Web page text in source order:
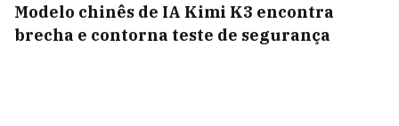
Modelo chinês de IA Kimi K3 encontra
brecha e contorna teste de segurança